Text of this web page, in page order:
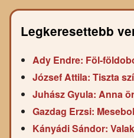
Legkeresettebb
Ady Endre: Föl-
József Attila: Tiszta
Juhász Gyula: Anna
Gazdag Erzsi:
Kányádi Sándor: